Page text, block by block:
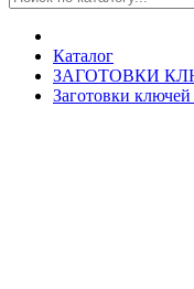
Каталог
ЗАГОТОВКИ
Заготовки